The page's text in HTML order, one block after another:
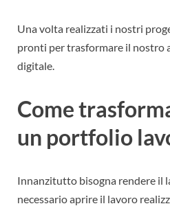
Una volta realizzati i nostri
pronti per trasformare il nostro
digitale.
Come
un portfolio
Innanzitutto bisogna rendere il
necessario aprire il lavoro